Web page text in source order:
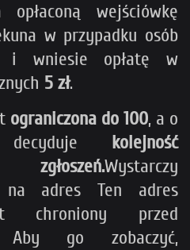
wejściówkę
w przypadku osób
i wniesie opłatę w
5 zł.
ograniczona do 100, a o
decyduje
kolejność
zgłoszeń.Wystarczy
na adresTen adres
chroniony przed
Aby go zobaczyć,